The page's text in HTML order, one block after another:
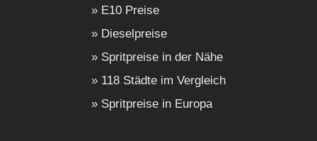
E10 Preise
Dieselpreise
Spritpreise in der Nähe
118 Städte im Vergleich
Spritpreise in Europa